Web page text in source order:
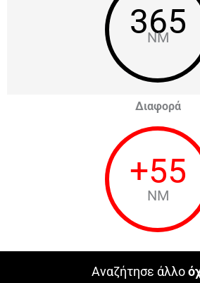
365
NM
Διαφορά
+55
NM
Αναζήτησε άλλο